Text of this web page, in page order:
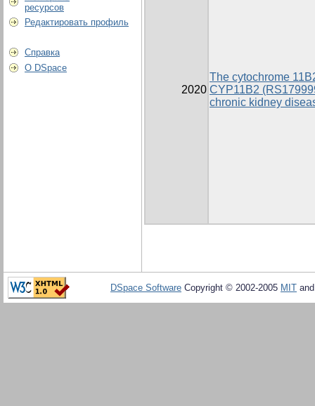
ресурсов
Редактировать профиль
Справка
О DSpace
2020
The cytochrome
CYP11B2
chronic kidney
DSpace Software Copyright © 2002-2005 MIT